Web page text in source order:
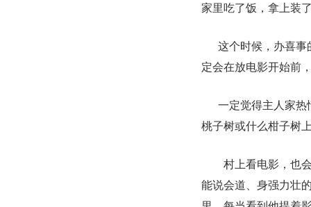
家里吃了饭，拿上装
这个时候，办喜事
定会在放电影开始前
一定觉得主人家热
桃子树或什么柑子树
村上看电影，也
能说会道、身强力壮